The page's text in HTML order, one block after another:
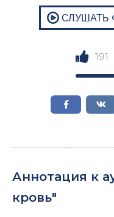
191
Аннотация к
кровь"